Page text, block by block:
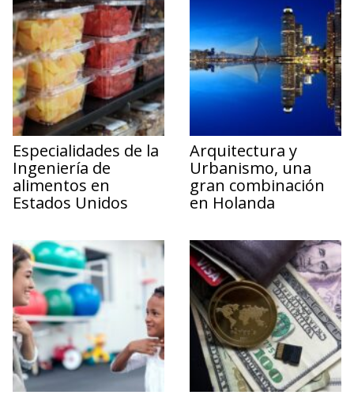
Especialidades de la
Ingeniería de
alimentos en
Estados Unidos
Arquitectura y
Urbanismo, una
gran combinación
en Holanda